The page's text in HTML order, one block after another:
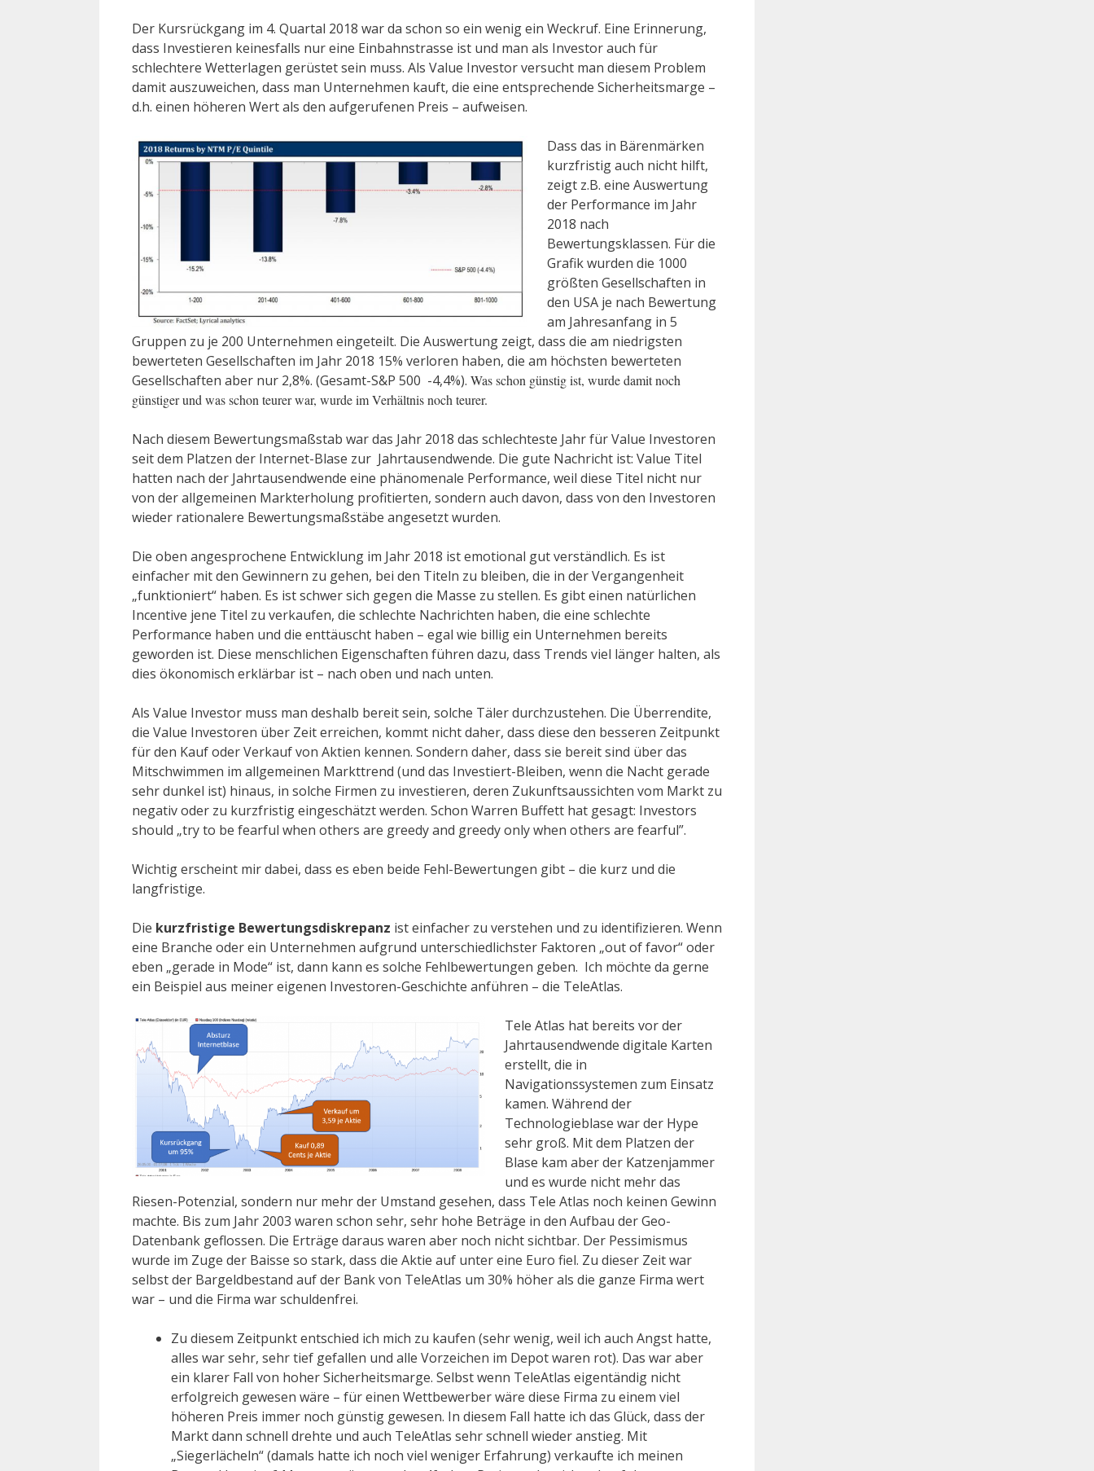
Der Kursrückgang im 4. Quartal 2018 war da schon so ein wenig ein Weckruf. Eine Erinnerung,
dass Investieren keinesfalls nur eine Einbahnstrasse ist und man als Investor auch für
schlechtere Wetterlagen gerüstet sein muss. Als Value Investor versucht man diesem Problem
damit auszuweichen, dass man Unternehmen kauft, die eine entsprechende Sicherheitsmarge –
d.h. einen höheren Wert als den aufgerufenen Preis – aufweisen.
Dass das in Bärenmärken
kurzfristig auch nicht hilft,
zeigt z.B. eine Auswertung
der Performance im Jahr
2018 nach
Bewertungsklassen. Für die
Grafik wurden die 1000
größten Gesellschaften in
den USA je nach Bewertung
am Jahresanfang in 5
Gruppen zu je 200 Unternehmen eingeteilt. Die Auswertung zeigt, dass die am niedrigsten
bewerteten Gesellschaften im Jahr 2018 15% verloren haben, die am höchsten bewerteten
Gesellschaften aber nur 2,8%. (Gesamt-S&P 500 -4,4%). Was schon günstig ist, wurde damit noch
günstiger und was schon teurer war, wurde im Verhältnis noch teurer.
Nach diesem Bewertungsmaßstab war das Jahr 2018 das schlechteste Jahr für Value Investoren
seit dem Platzen der Internet-Blase zur Jahrtausendwende. Die gute Nachricht ist: Value Titel
hatten nach der Jahrtausendwende eine phänomenale Performance, weil diese Titel nicht nur
von der allgemeinen Markterholung profitierten, sondern auch davon, dass von den Investoren
wieder rationalere Bewertungsmaßstäbe angesetzt wurden.
Die oben angesprochene Entwicklung im Jahr 2018 ist emotional gut verständlich. Es ist
einfacher mit den Gewinnern zu gehen, bei den Titeln zu bleiben, die in der Vergangenheit
„funktioniert“ haben. Es ist schwer sich gegen die Masse zu stellen. Es gibt einen natürlichen
Incentive jene Titel zu verkaufen, die schlechte Nachrichten haben, die eine schlechte
Performance haben und die enttäuscht haben – egal wie billig ein Unternehmen bereits
geworden ist. Diese menschlichen Eigenschaften führen dazu, dass Trends viel länger halten, als
dies ökonomisch erklärbar ist – nach oben und nach unten.
Als Value Investor muss man deshalb bereit sein, solche Täler durchzustehen. Die Überrendite,
die Value Investoren über Zeit erreichen, kommt nicht daher, dass diese den besseren Zeitpunkt
für den Kauf oder Verkauf von Aktien kennen. Sondern daher, dass sie bereit sind über das
Mitschwimmen im allgemeinen Markttrend (und das Investiert-Bleiben, wenn die Nacht gerade
sehr dunkel ist) hinaus, in solche Firmen zu investieren, deren Zukunftsaussichten vom Markt zu
negativ oder zu kurzfristig eingeschätzt werden. Schon Warren Buffett hat gesagt: Investors
should „try to be fearful when others are greedy and greedy only when others are fearful”.
Wichtig erscheint mir dabei, dass es eben beide Fehl-Bewertungen gibt – die kurz und die
langfristige.
Die kurzfristige Bewertungsdiskrepanz ist einfacher zu verstehen und zu identifizieren. Wenn
eine Branche oder ein Unternehmen aufgrund unterschiedlichster Faktoren „out of favor“ oder
eben „gerade in Mode“ ist, dann kann es solche Fehlbewertungen geben. Ich möchte da gerne
ein Beispiel aus meiner eigenen Investoren-Geschichte anführen – die TeleAtlas.
Tele Atlas hat bereits vor der
Jahrtausendwende digitale Karten
erstellt, die in
Navigationssystemen zum Einsatz
kamen. Während der
Technologieblase war der Hype
sehr groß. Mit dem Platzen der
Blase kam aber der Katzenjammer
und es wurde nicht mehr das
Riesen-Potenzial, sondern nur mehr der Umstand gesehen, dass Tele Atlas noch keinen Gewinn
machte. Bis zum Jahr 2003 waren schon sehr, sehr hohe Beträge in den Aufbau der Geo-
Datenbank geflossen. Die Erträge daraus waren aber noch nicht sichtbar. Der Pessimismus
wurde im Zuge der Baisse so stark, dass die Aktie auf unter eine Euro fiel. Zu dieser Zeit war
selbst der Bargeldbestand auf der Bank von TeleAtlas um 30% höher als die ganze Firma wert
war – und die Firma war schuldenfrei.
Zu diesem Zeitpunkt entschied ich mich zu kaufen (sehr wenig, weil ich auch Angst hatte,
alles war sehr, sehr tief gefallen und alle Vorzeichen im Depot waren rot). Das war aber
ein klarer Fall von hoher Sicherheitsmarge. Selbst wenn TeleAtlas eigentändig nicht
erfolgreich gewesen wäre – für einen Wettbewerber wäre diese Firma zu einem viel
höheren Preis immer noch günstig gewesen. In diesem Fall hatte ich das Glück, dass der
Markt dann schnell drehte und auch TeleAtlas sehr schnell wieder anstieg. Mit
„Siegerlächeln“ (damals hatte ich noch viel weniger Erfahrung) verkaufte ich meinen